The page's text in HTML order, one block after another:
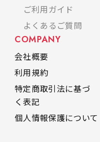
ご利用ガイド
よくあるご質問
COMPANY
会社概要
利用規約
特定商取引法に基づ
く表記
個人情報保護について